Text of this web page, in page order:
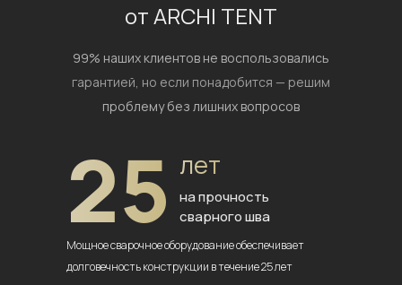
от ARCHI TENT
99% наших клиентов не воспользовались
гарантией, но если понадобится — решим
проблему без лишних вопросов
25 лет
на прочность
сварного шва
Мощное сварочное оборудованиеобеспечивает
долговечностьконструкции в течение 25 лет